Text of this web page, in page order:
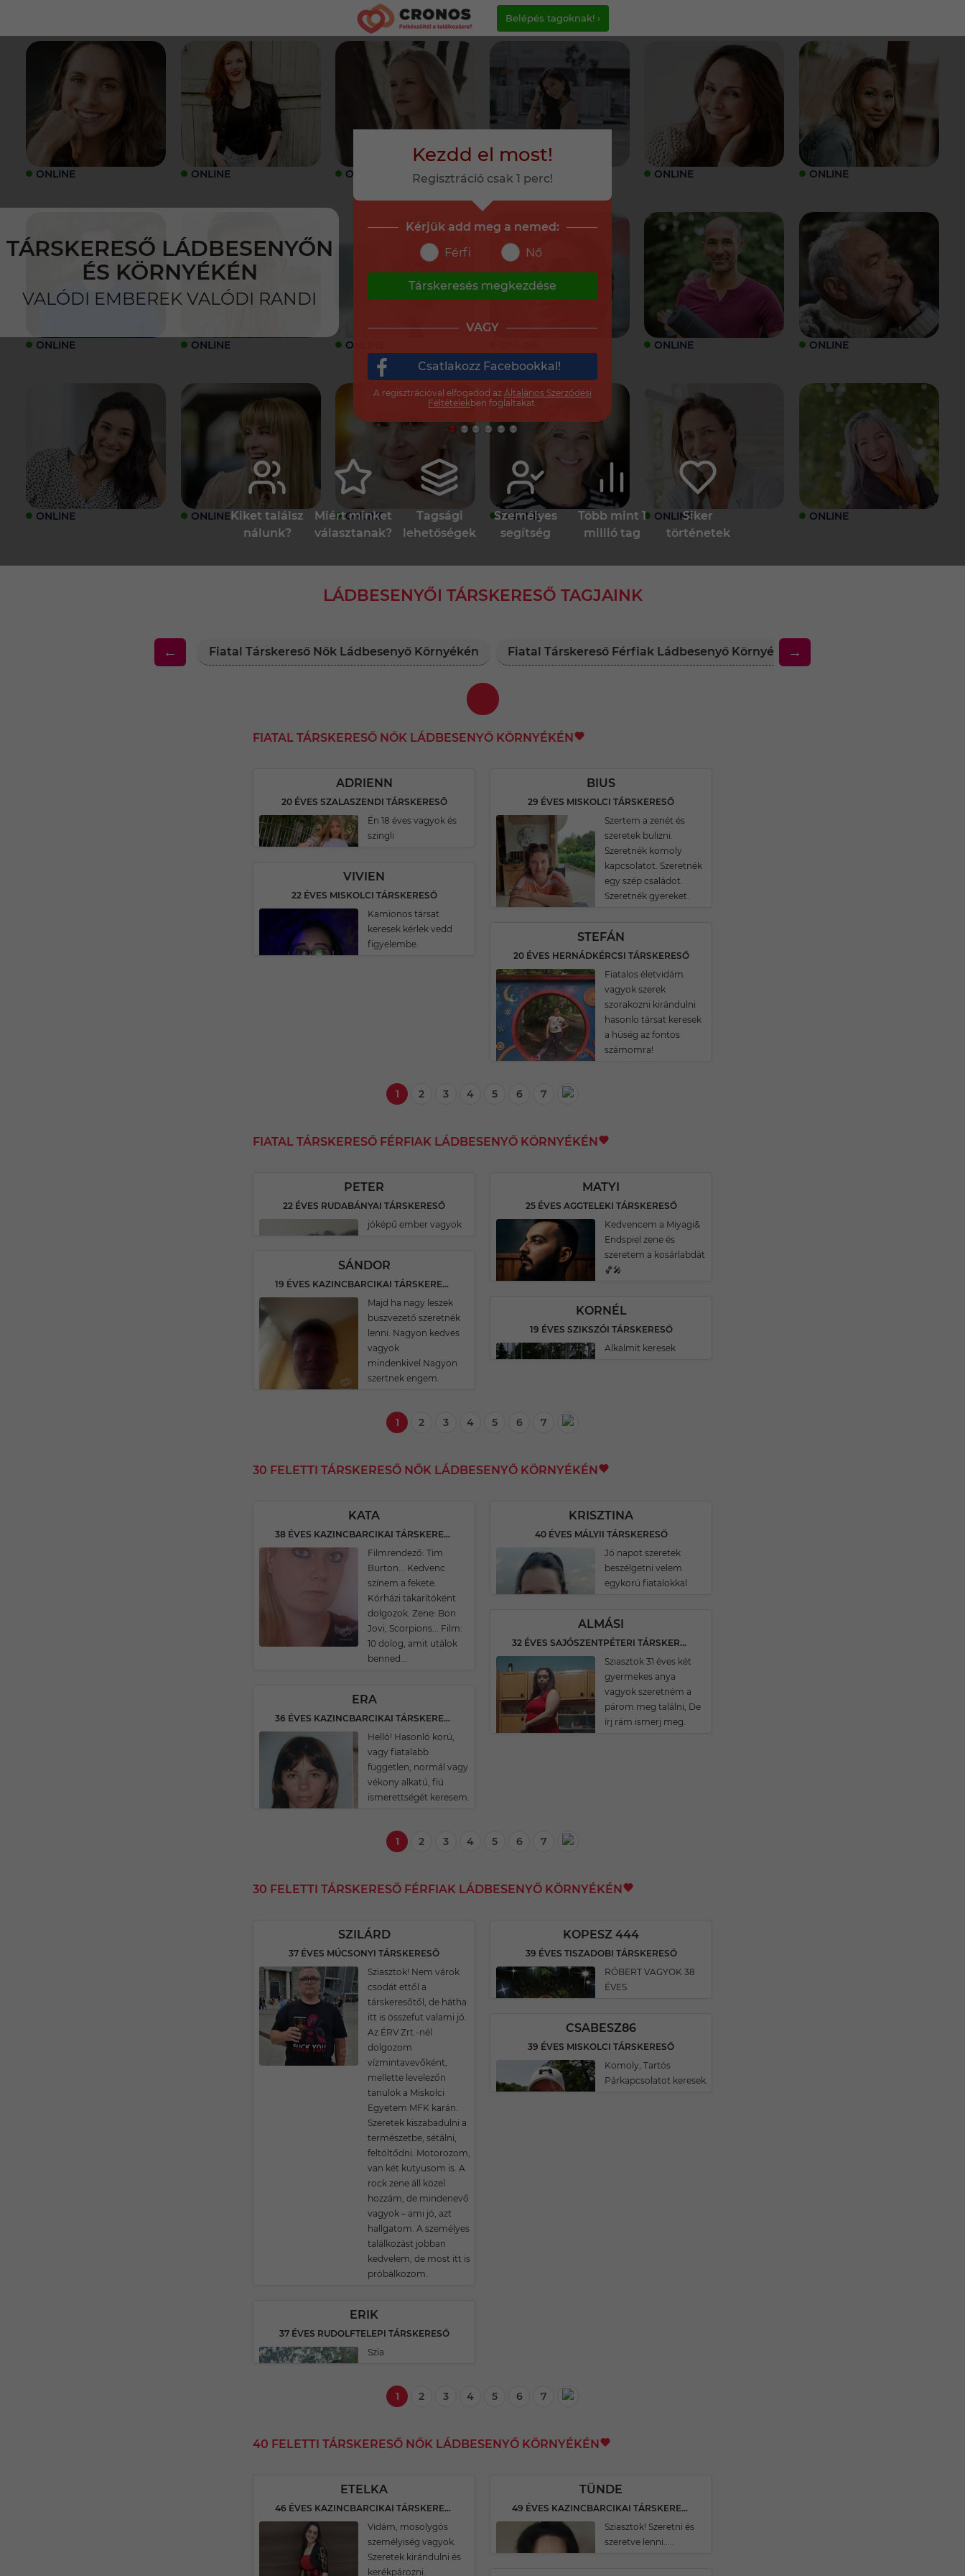
TÁRSKERESŐ LÁDBESENYŐN
ÉS KÖRNYÉKÉN
VALÓDI EMBEREK VALÓDI RANDI
Belépés tagoknak! ›
ONLINE ONLINE ONLINE ONLINE ONLINE ONLINE
ONLINE ONLINE ONLINE ONLINE ONLINE
ONLINE ONLINE ONLINE ONLINE ONLINE ONLINE
Kiket találsz
nálunk?
Miért minket
választanak?
Tagsági
lehetőségek
Személyes
segítség
Több mint 1
millió tag
Siker
történetek
LÁDBESENYŐI TÁRSKERESŐ TAGJAINK
← Fiatal Társkereső Nők Ládbesenyő Környékén Fiatal Társkereső Férfiak Ládbesenyő Környékén→
FIATAL TÁRSKERESŐ NŐK LÁDBESENYŐ KÖRNYÉKÉN
ADRIENN
20 ÉVES SZALASZENDI TÁRSKERESŐ
Én 18 éves vagyok és
szingli
VIVIEN
22 ÉVES MISKOLCI TÁRSKERESŐ
Kamionos társat
keresek kérlek vedd
figyelembe.
BIUS
29 ÉVES MISKOLCI TÁRSKERESŐ
Szertem a zenét és
szeretek bulizni.
Szeretnék komoly
kapcsolatot. Szeretnék
egy szép családot.
Szeretnék gyereket.
STEFÁN
20 ÉVES HERNÁDKÉRCSI TÁRSKERESŐ
Fiatalos életvidám
vagyok szerek
szorakozni kirándulni
hasonlo társat keresek
a hüség az fontos
számomra!
1 2 3 4 5 6 7
FIATAL TÁRSKERESŐ FÉRFIAK LÁDBESENYŐ KÖRNYÉKÉN
PETER
22 ÉVES RUDABÁNYAI TÁRSKERESŐ
jóképű ember vagyok
SÁNDOR
19 ÉVES KAZINCBARCIKAI TÁRSKERESŐ
Majd ha nagy leszek
buszvezető szeretnék
lenni. Nagyon kedves
vagyok
mindenkivel.Nagyon
szertnek engem.
MATYI
25 ÉVES AGGTELEKI TÁRSKERESŐ
Kedvencem a Miyagi&
Endspiel zene és
szeretem a kosárlabdát
🏀🎤
KORNÉL
19 ÉVES SZIKSZÓI TÁRSKERESŐ
Alkalmit keresek
1 2 3 4 5 6 7
30 FELETTI TÁRSKERESŐ NŐK LÁDBESENYŐ KÖRNYÉKÉN
KATA
38 ÉVES KAZINCBARCIKAI TÁRSKERESŐ
Filmrendező: Tim
Burton... Kedvenc
színem a fekete.
Kórházi takarítóként
dolgozok. Zene: Bon
Jovi, Scorpions... Film:
10 dolog, amit utálok
benned...
ERA
36 ÉVES KAZINCBARCIKAI TÁRSKERESŐ
Helló! Hasonló korú,
vagy fiatalabb
független, normál vagy
vékony alkatú, fiú
ismerettségét keresem.
KRISZTINA
40 ÉVES MÁLYII TÁRSKERESŐ
Jó napot szeretek
beszélgetni velem
egykorú fiatalokkal
ALMÁSI
32 ÉVES SAJÓSZENTPÉTERI TÁRSKERESŐ
Sziasztok 31 éves két
gyermekes anya
vagyok szeretném a
párom meg találni, De
írj rám ismerj meg.
1 2 3 4 5 6 7
30 FELETTI TÁRSKERESŐ FÉRFIAK LÁDBESENYŐ KÖRNYÉKÉN
SZILÁRD
37 ÉVES MÚCSONYI TÁRSKERESŐ
Sziasztok! Nem várok
csodát ettől a
társkeresőtől, de hátha
itt is összefut valami jó.
Az ÉRV Zrt.-nél
dolgozom
vízmintavevőként,
mellette levelezőn
tanulok a Miskolci
Egyetem MFK karán.
Szeretek kiszabadulni a
természetbe, sétálni,
feltöltődni. Motorozom,
van két kutyusom is. A
rock zene áll közel
hozzám, de mindenevő
vagyok – ami jó, azt
hallgatom. A személyes
találkozást jobban
kedvelem, de most itt is
próbálkozom.
ERIK
37 ÉVES RUDOLFTELEPI TÁRSKERESŐ
Szia
KOPESZ 444
39 ÉVES TISZADOBI TÁRSKERESŐ
RÓBERT VAGYOK 38
ÉVES
CSABESZ86
39 ÉVES MISKOLCI TÁRSKERESŐ
Komoly, Tartós
Párkapcsolatot keresek.
1 2 3 4 5 6 7
40 FELETTI TÁRSKERESŐ NŐK LÁDBESENYŐ KÖRNYÉKÉN
ETELKA
46 ÉVES KAZINCBARCIKAI TÁRSKERESŐ
Vidám, mosolygós
személyiség vagyok.
Szeretek kirándulni és
kerékpározni.
TÜNDE
49 ÉVES KAZINCBARCIKAI TÁRSKERESŐ
Sziasztok! Szeretni és
szeretve lenni.....
Kezdd el most!
Regisztráció csak 1 perc!
Kérjük add meg a nemed:
Férfi
Nő
Társkeresés megkezdése
VAGY
Csatlakozz Facebookkal!
A regisztrációval elfogadod az Általános Szerződési
Feltételekben foglaltakat.